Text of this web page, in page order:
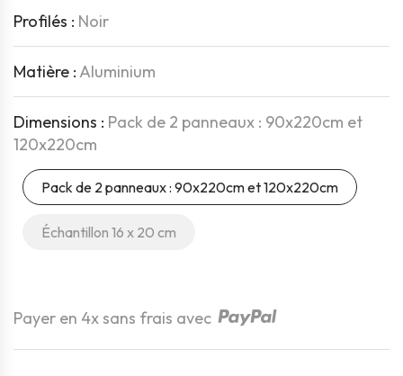
Profilés : Noir
Matière :Aluminium
Dimensions : Pack de 2 panneaux : 90x220cm et
120x220cm
Pack de 2 panneaux : 90x220cm et 120x220cm
Échantillon 16 x 20 cm
Payer en 4x sans frais avec